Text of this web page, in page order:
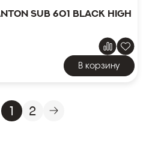
SUB 601 black high
В корзину
1 2